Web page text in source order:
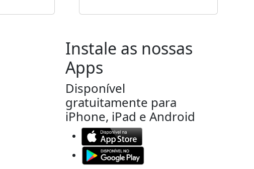
Instale as nossas
Apps
Disponível
gratuitamente para
iPhone, iPad e Android